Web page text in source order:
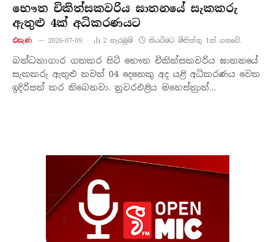
භෞත චිකිත්සකවරිය ඝාතනයේ සැකකරු
ඇතුළු 4ක් අධිකරණයට
එසැණ 2026-07-09 2 නැරඹු​ම් කියවීමට මිනිත්තු 1ක් ගතවේ.
බන්ධනාගාර ගතකර සිටි භෞත චිකිත්සකවරිය ඝාතනයේ
සැකකරු ඇතුළු තවත් 04 දෙනෙකු අද යළි අධිකරණය වෙත
ඉදිරිපත් කර තිබෙනවා. නුවරඑළිය මහෙස්ත්‍රාත්…